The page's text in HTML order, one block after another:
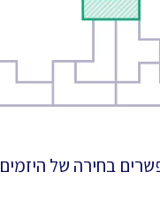
בחירה של היזמים